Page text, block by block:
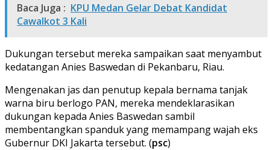
Baca Juga : KPU Medan Gelar Debat Kandidat
Cawalkot 3 Kali
Dukungan tersebut mereka sampaikan saat menyambut
kedatangan Anies Baswedan di Pekanbaru, Riau.
Mengenakan jas dan penutup kepala bernama tanjak
warna biru berlogo PAN, mereka mendeklarasikan
dukungan kepada Anies Baswedan sambil
membentangkan spanduk yang memampang wajah eks
Gubernur DKI Jakarta tersebut. (psc)